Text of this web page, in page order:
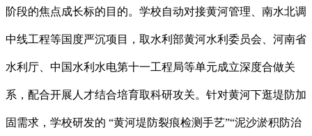
阶段的焦点成长标的目的。学校自动对接黄河管理、南水北调
中线工程等国度严沉项目，取水利部黄河水利委员会、河南省
水利厅、中国水利水电第十一工程局等单元成立深度合做关
系，配合开展人才结合培育取科研攻关。针对黄河下逛堤防加
固需求，学校研发的 “黄河堤防裂痕检测手艺”“泥沙淤积防治